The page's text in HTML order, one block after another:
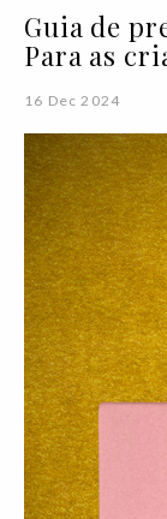
Guia de
Para as
16 Dec 2024